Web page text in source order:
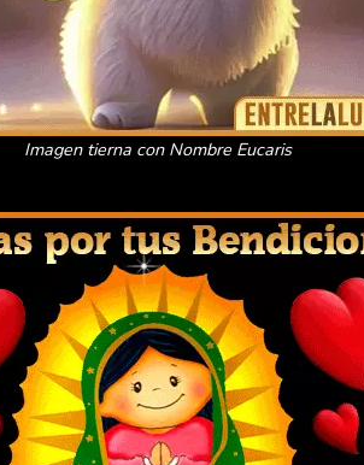
Imagen tierna con Nombre Eucaris